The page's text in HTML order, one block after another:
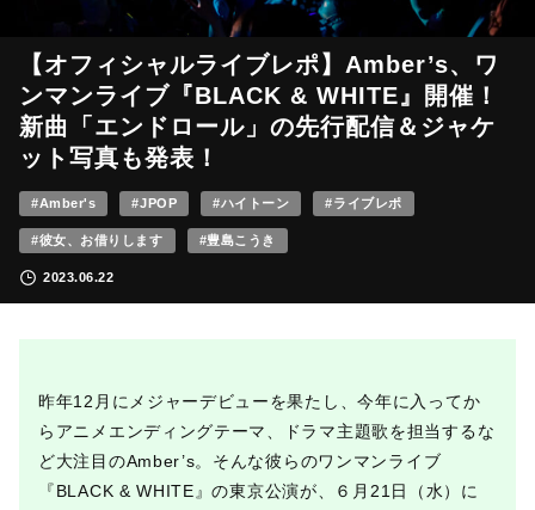
【オフィシャルライブレポ】Amber’s、ワ
ンマンライブ『BLACK & WHITE』開催！
新曲「エンドロール」の先行配信＆ジャケ
ット写真も発表！
#Amber's #JPOP #ハイトーン #ライブレポ
#彼女、お借りします #豊島こうき
2023.06.22
昨年12月にメジャーデビューを果たし、今年に入ってか
らアニメエンディングテーマ、ドラマ主題歌を担当するな
ど大注目のAmber’s。そんな彼らのワンマンライブ
『BLACK & WHITE』の東京公演が、６月21日（水）に